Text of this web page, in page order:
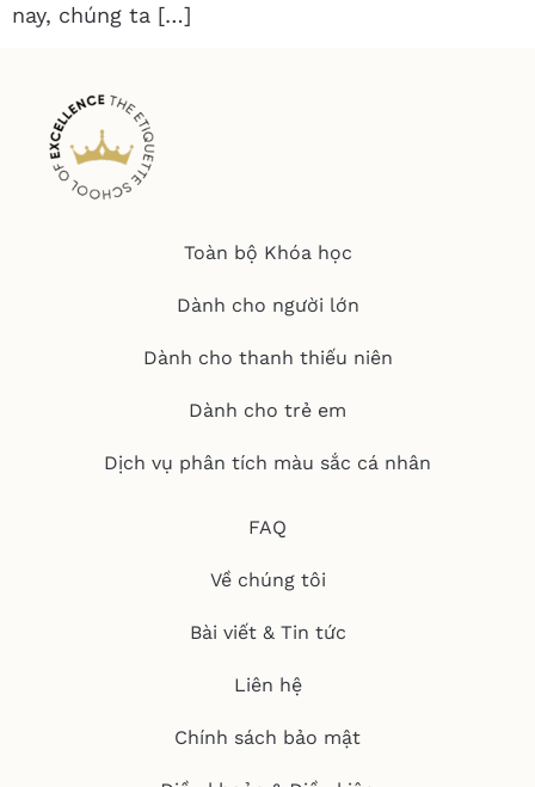
nay, chúng ta […]
Toàn bộ Khóa học
Dành cho người lớn
Dành cho thanh thiếu niên
Dành cho trẻ em
Dịch vụ phân tích màu sắc cá nhân
FAQ
Về chúng tôi
Bài viết & Tin tức
Liên hệ
Chính sách bảo mật